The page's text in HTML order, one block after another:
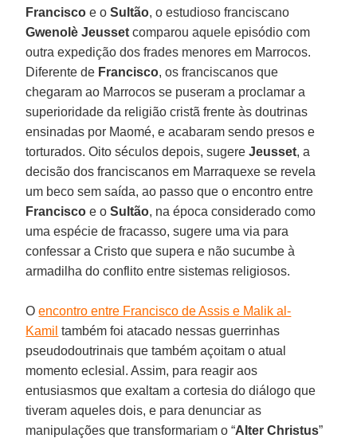
Francisco e oSultão, o estudioso franciscano
Gwenolè Jeusset comparou aquele episódio com
outra expedição dos frades menores em Marrocos.
Diferente de Francisco, os franciscanos que
chegaram ao Marrocos se puseram a proclamar a
superioridade da religião cristã frente às doutrinas
ensinadas por Maomé, e acabaram sendo presos e
torturados. Oito séculos depois, sugereJeusset, a
decisão dos franciscanos em Marraquexe se revela
um beco sem saída, ao passo que o encontro entre
Francisco e oSultão, na época considerado como
uma espécie de fracasso, sugere uma via para
confessar a Cristo que supera e não sucumbe à
armadilha do conflito entre sistemas religiosos.
Oencontro entre Francisco de Assis e Malik al-
Kamil também foi atacado nessas guerrinhas
pseudodoutrinais que também açoitam o atual
momento eclesial. Assim, para reagir aos
entusiasmos que exaltam a cortesia do diálogo que
tiveram aqueles dois, e para denunciar as
manipulações que transformariam o “Alter Christus”